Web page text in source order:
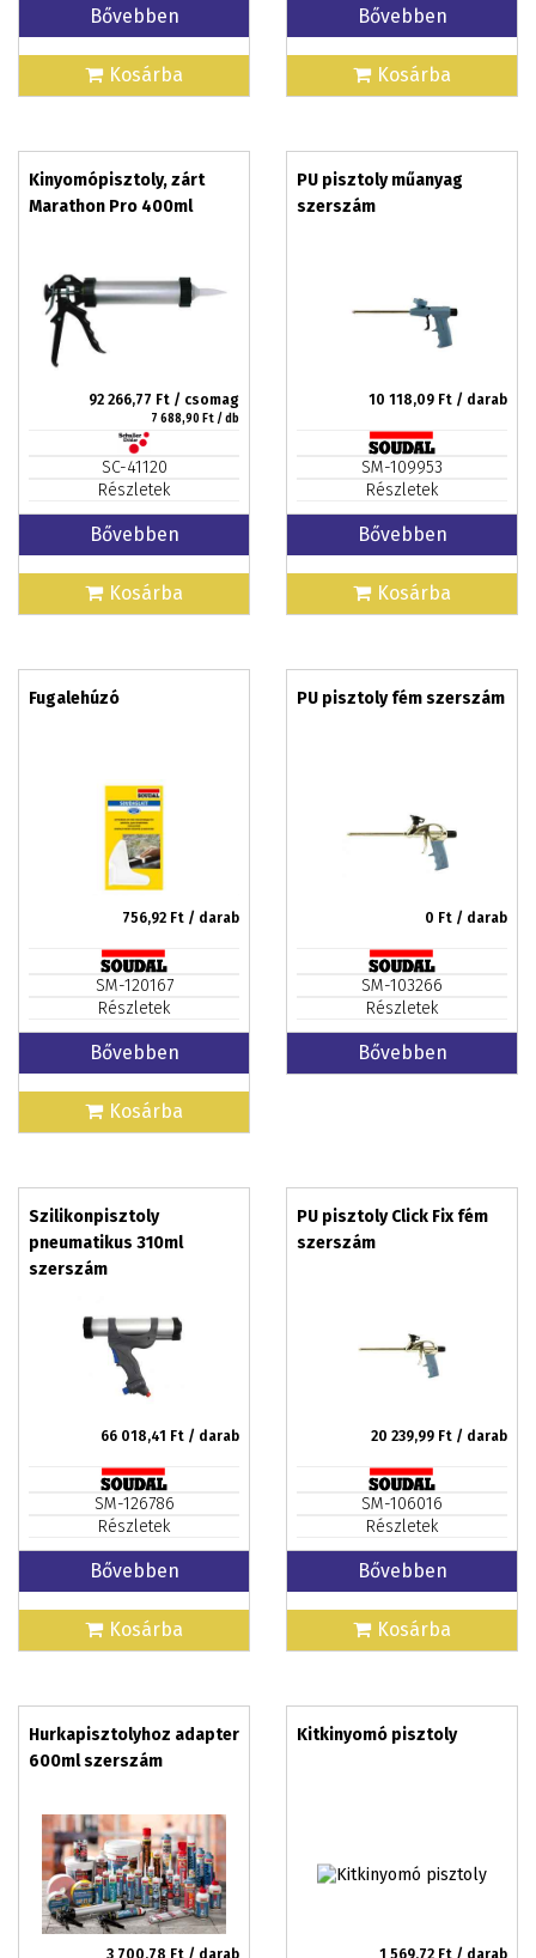
Bővebben
Kosárba
Bővebben
Kosárba
Kinyomópisztoly, zárt
Marathon Pro 400ml
92 266,77 Ft / csomag
7 688,90 Ft / db
SC-41120
Részletek
Bővebben
Kosárba
PU pisztoly műanyag
szerszám
10 118,09 Ft / darab
SM-109953
Részletek
Bővebben
Kosárba
Fugalehúzó
756,92 Ft / darab
SM-120167
Részletek
Bővebben
Kosárba
PU pisztoly fém szerszám
0 Ft / darab
SM-103266
Részletek
Bővebben
Szilikonpisztoly
pneumatikus 310ml
szerszám
66 018,41 Ft / darab
SM-126786
Részletek
Bővebben
Kosárba
PU pisztoly Click Fix fém
szerszám
20 239,99 Ft / darab
SM-106016
Részletek
Bővebben
Kosárba
Hurkapisztolyhoz adapter
600ml szerszám
3 700,78 Ft / darab
Kitkinyomó pisztoly
1 569,72 Ft / darab